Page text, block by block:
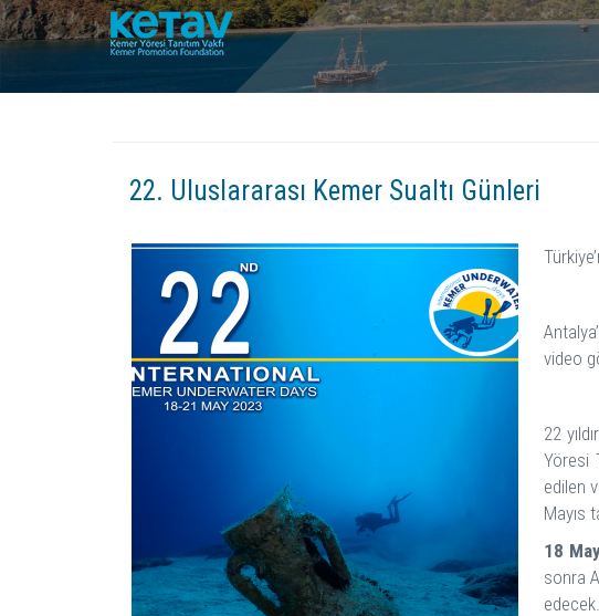
22. Uluslararası Kemer Sualtı Günleri
video
22
Yöresi
edilen
Mayıs
18
sonra